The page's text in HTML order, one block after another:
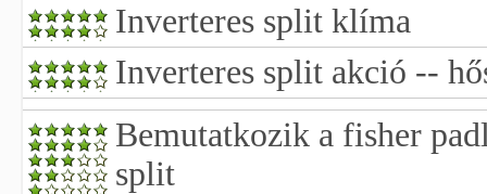
Inverteres split klíma
Inverteres split akció --
Bemutatkozik a fisher
split